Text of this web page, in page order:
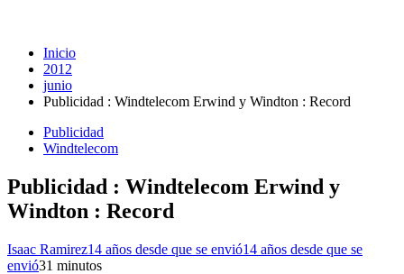
Inicio
2012
junio
Publicidad : Windtelecom Erwind y Windton : Record
Publicidad
Windtelecom
Publicidad : Windtelecom Erwind y
Windton : Record
Isaac Ramirez14 años desde que se envió14 años desde que se
envió31 minutos